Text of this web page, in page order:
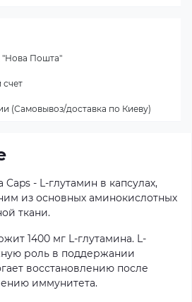
- L-глутамин в капсулах,
из основных аминокислотных
ткани.
1400 мг L-глутамина. L-
роль в поддержании
восстановлению после
иммунитета.
"Нова Пошта"
счет
(Самовывоз/доставка по Киеву)